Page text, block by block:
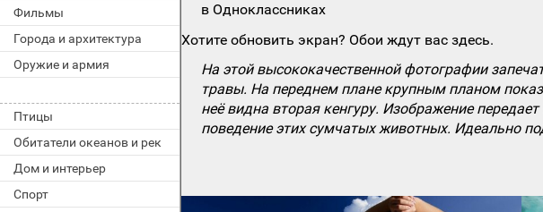
Фильмы
Города и архитектура
Оружие и армия
Птицы
Обитатели океанов и рек
Дом и интерьер
Спорт
в Одноклассниках
Хотите обновить экран? Обои ждут вас здесь.
На этой высококачественной фотографии
травы. На переднем плане крупным планом
неё видна вторая кенгуру. Изображение
поведение этих сумчатых животных. Идеально